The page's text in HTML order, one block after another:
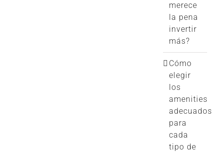
merece
la pena
invertir
más?
Cómo
elegir
los
amenities
adecuados
para
cada
tipo de